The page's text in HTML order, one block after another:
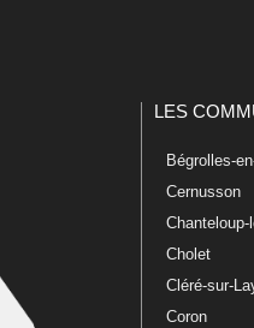
LES
Bégrolles-
Cernusson
Chanteloup-
Cholet
Cléré-sur-
Coron